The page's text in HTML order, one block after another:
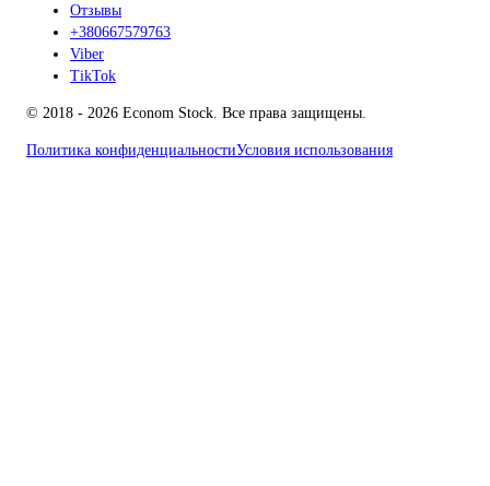
Отзывы
+380667579763
Viber
TikTok
© 2018 - 2026 Econom Stock. Все права защищены.
Политика конфиденциальностиУсловия использования